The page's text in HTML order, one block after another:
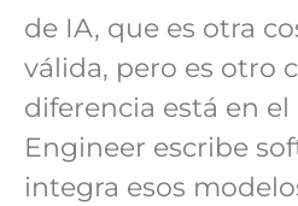
de IA, que es otra
válida, pero es otro
diferencia está en el
Engineer escribe
integra esos